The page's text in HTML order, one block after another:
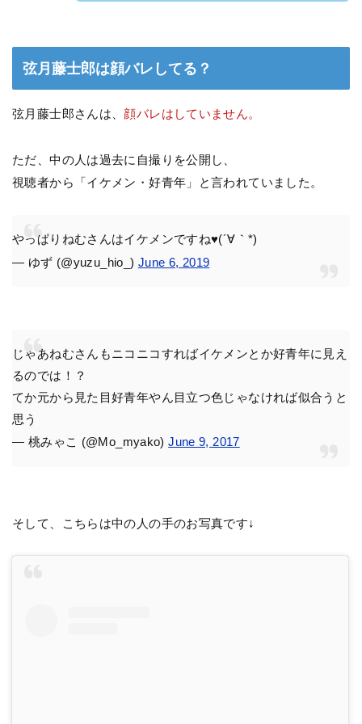
弦月藤士郎は顔バレしてる？
弦月藤士郎さんは、 顔バレはしていません。
ただ、中の人は過去に自撮りを公開し、
視聴者から「イケメン・好青年」と言われていました。
やっぱりねむさんはイケメンですね♥(´∀｀*)
— ゆず (@yuzu_hio_) June 6, 2019
じゃあねむさんもニコニコすればイケメンとか好青年に見え
るのでは！？
てか元から見た目好青年やん目立つ色じゃなければ似合うと
思う
— 桃みゃこ (@Mo_myako)June 9, 2017
そして、こちらは中の人の手のお写真です↓